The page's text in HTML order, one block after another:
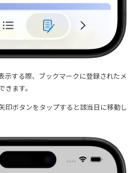
示する際、ブックマークに登録されたメ
ます。
印ボタンをタップすると該当日に移動し